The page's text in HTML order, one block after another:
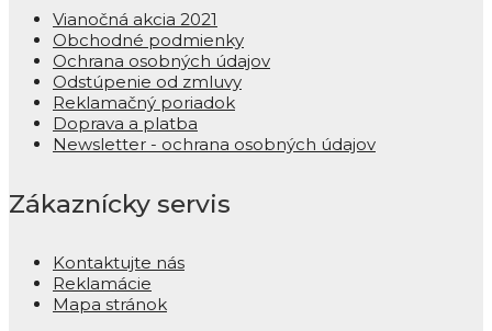
Vianočná akcia 2021
Obchodné podmienky
Ochrana osobných údajov
Odstúpenie od zmluvy
Reklamačný poriadok
Doprava a platba
Newsletter - ochrana osobných údajov
Zákaznícky servis
Kontaktujte nás
Reklamácie
Mapa stránok